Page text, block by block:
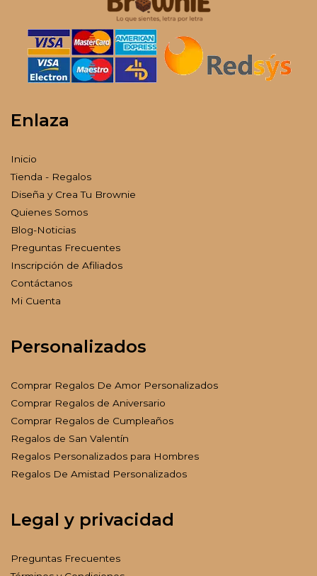
Enlaza
Inicio
Tienda - Regalos
Diseña y Crea Tu Brownie
Quienes Somos
Blog-Noticias
Preguntas Frecuentes
Inscripción de Afiliados
Contáctanos
Mi Cuenta
Personalizados
Comprar Regalos De Amor Personalizados
Comprar Regalos de Aniversario
Comprar Regalos de Cumpleaños
Regalos de San Valentín
Regalos Personalizados para Hombres
Regalos De Amistad Personalizados
Legal y privacidad
Preguntas Frecuentes